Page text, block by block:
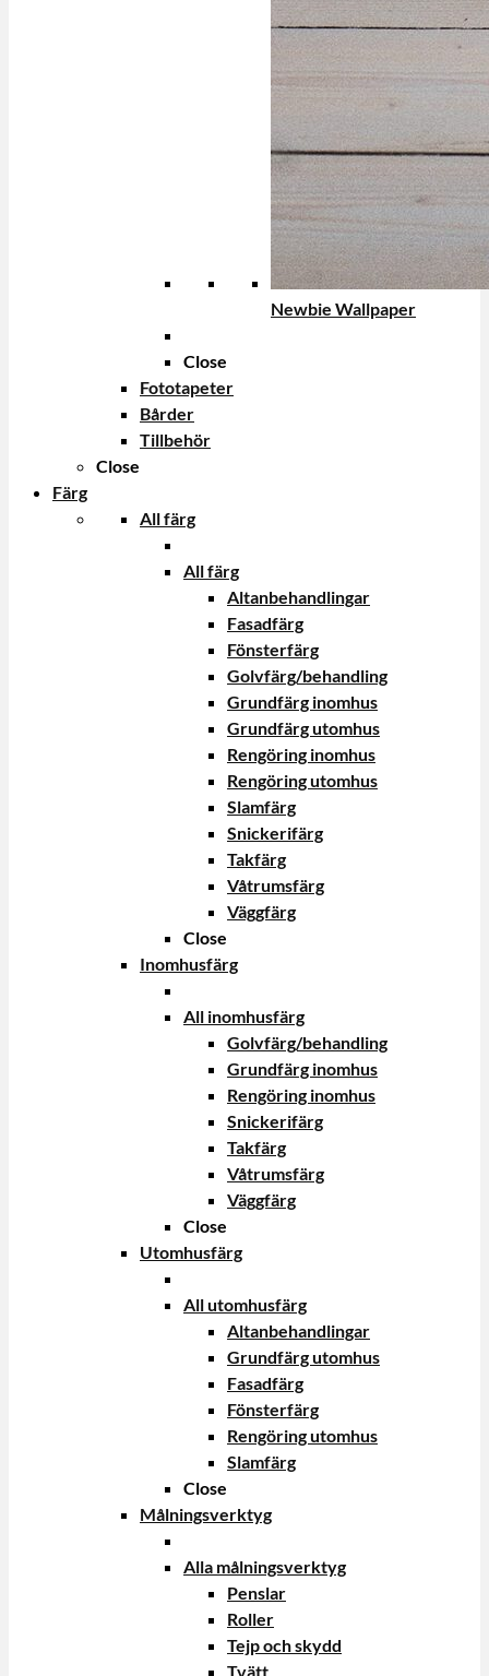
Newbie Wallpaper
Close
Fototapeter
Bårder
Tillbehör
Close
Färg
All färg
All färg
Altanbehandlingar
Fasadfärg
Fönsterfärg
Golvfärg/behandling
Grundfärg inomhus
Grundfärg utomhus
Rengöring inomhus
Rengöring utomhus
Slamfärg
Snickerifärg
Takfärg
Våtrumsfärg
Väggfärg
Close
Inomhusfärg
All inomhusfärg
Golvfärg/behandling
Grundfärg inomhus
Rengöring inomhus
Snickerifärg
Takfärg
Våtrumsfärg
Väggfärg
Close
Utomhusfärg
All utomhusfärg
Altanbehandlingar
Grundfärg utomhus
Fasadfärg
Fönsterfärg
Rengöring utomhus
Slamfärg
Close
Målningsverktyg
Alla målningsverktyg
Penslar
Roller
Tejp och skydd
Tvätt